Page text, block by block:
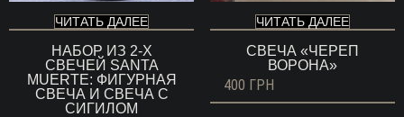
ЧИТАТЬ ДАЛЕЕ
НАБОР ИЗ 2-Х
СВЕЧЕЙ SANTA
MUERTE: ФИГУРНАЯ
СВЕЧА И СВЕЧА С
СИГИЛОМ
ЧИТАТЬ ДАЛЕЕ
СВЕЧА «ЧЕРЕП
ВОРОНА»
400 ГРН